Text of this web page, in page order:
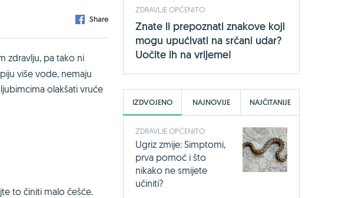
Share
zdravlju, pa tako ni
više vode, nemaju
olakšati vruće
to činiti malo češće.
ZDRAVLJE OPĆENITO
Znate li prepoznati znakove koji
mogu upućivati na srčani udar?
Uočite ih na vrijeme!
IZDVOJENO NAJNOVIJE NAJČITANIJE
ZDRAVLJE OPĆENITO
Ugriz zmije: Simptomi,
prva pomoć i što
nikako ne smijete
učiniti?